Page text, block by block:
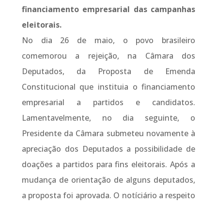
financiamento empresarial das campanhas
eleitorais.
No dia 26 de maio, o povo brasileiro
comemorou a rejeição, na Câmara dos
Deputados, da Proposta de Emenda
Constitucional que instituia o financiamento
empresarial a partidos e candidatos.
Lamentavelmente, no dia seguinte, o
Presidente da Câmara submeteu novamente à
apreciação dos Deputados a possibilidade de
doações a partidos para fins eleitorais. Após a
mudança de orientação de alguns deputados,
a proposta foi aprovada. O notíciário a respeito